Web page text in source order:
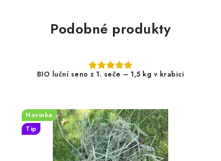
Podobné produkty
BIO luční seno z 1. seče – 1,5 kg v krabici
Novinka
Tip